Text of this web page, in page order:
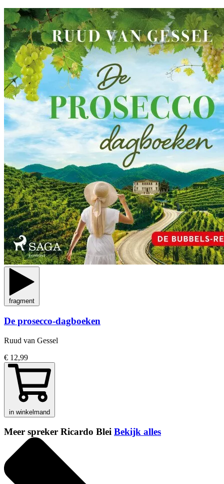
fragment
De prosecco-dagboeken
Ruud van Gessel
€ 12,99
in winkelmand
Meer spreker Ricardo Blei Bekijk alles